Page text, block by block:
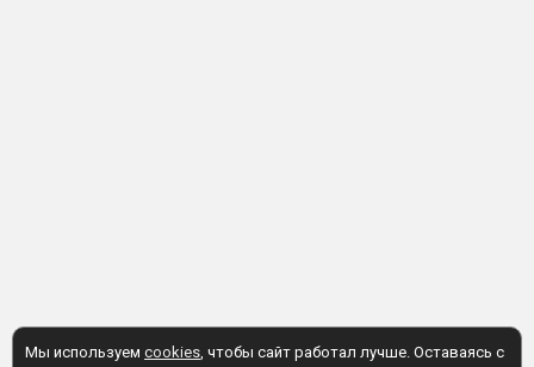
Мы используем cookies, чтобы сайт работал лучше. Оставаясь с